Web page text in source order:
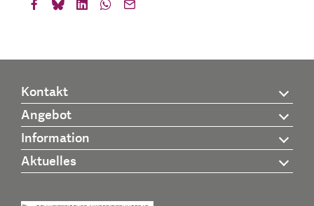
Kontakt
Angebot
Information
Aktuelles